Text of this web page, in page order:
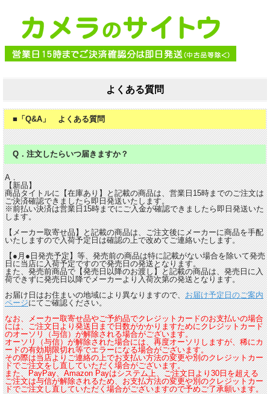
よくある質問
■「Q&A」 よくある質問
Q．注文したらいつ届きますか？
A．
【新品】
商品タイトルに【在庫あり】と記載の商品は、営業日15時までのご注文は
ご決済確認できましたら即日発送いたします。
※前払い決済は営業日15時までにご入金が確認できましたら即日発送いた
します。
【メーカー取寄せ品】と記載の商品は、ご注文後にメーカーに商品を手配
いたしますので入荷予定日は確認の上で改めてご連絡いたします。
【●月●日発売予定】等、発売前の商品は特に記載がない場合を除いて発売
日に当店に入荷予定ですので発売日の発送となります。
また、発売前商品で【発売日以降のお渡し】と記載の商品は、発売日に入
荷できずに発売日以降でメーカーより入荷次第の発送となります。
お届け日はお住まいの地域により異なりますので、お届け予定日のご案内
ページにてご確認ください。
なお、メーカー取寄せ品やご予約品でクレジットカードのお支払いの場合
には、ご注文日より発送日まで日数がかかりますためにクレジットカード
のオーソリ（与信）が解除される場合がございます。
オーソリ（与信）が解除された場合には、再度オーソリしますが、稀にカ
ードの有効期限切れ等でエラーになる場合がございます。
その際は当店よりご連絡の上でお支払い方法の変更や別のクレジットカー
ドでご注文をし直していただく場合がございます。
また、PayPay、Amazon Payはシステム上、ご注文日より30日を超える
ご注文は与信が解除されるため、お支払方法の変更や別のクレジットカー
ドでご注文し直していただく場合がございますので予めご了承願います。